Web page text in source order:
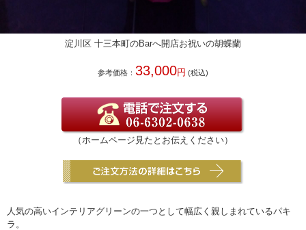
淀川区 十三本町のBarへ開店お祝いの胡蝶蘭
参考価格： 33,000円 (税込)
（ホームページ見たとお伝えください）
人気の高いインテリアグリーンの一つとして幅広く親しまれているパキ
ラ。